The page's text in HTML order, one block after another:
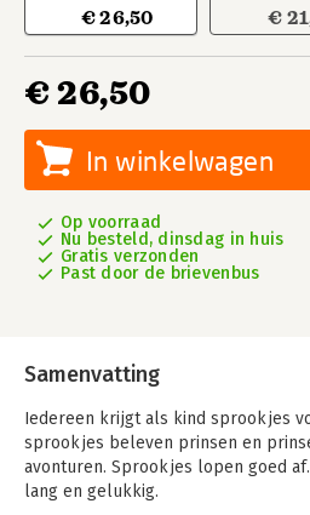
€ 26,50 €
€ 26,50
In winkelwagen
Op voorraad
Nu besteld, dinsdag in huis
Gratis verzonden
Past door de brievenbus
Samenvatting
Iedereen krijgt als kind sprookjes
sprookjes beleven prinsen en
avonturen. Sprookjes lopen goed
lang en gelukkig.